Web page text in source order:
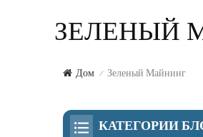
ЗЕЛЕНЫЙ
Дом / Зеленый Майнинг
КАТЕГОРИИ